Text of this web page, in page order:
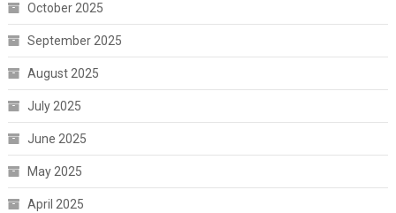
October 2025
September 2025
August 2025
July 2025
June 2025
May 2025
April 2025